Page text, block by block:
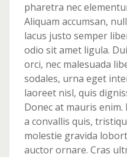
pharetra nec
Aliquam accumsan,
lacus justo semper
odio sit amet ligula.
orci, nec malesuada
sodales, urna eget
laoreet nisl, quis
Donec at mauris
a convallis quis,
molestie gravida
auctor ornare. Cras